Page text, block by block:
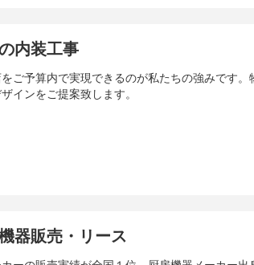
内装工事
ご予算内で実現できるのが私たちの強みです
インをご提案致します。
器販売・リース